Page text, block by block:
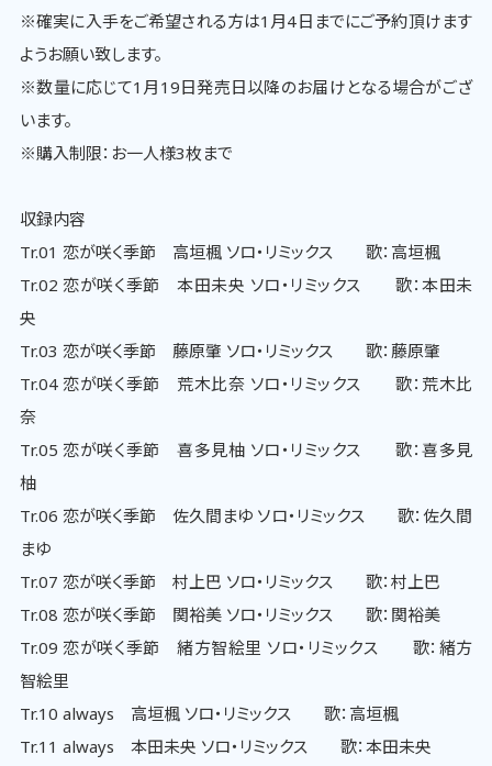
※確実に入手をご希望される方は1月4日までにご予約頂けます
ようお願い致します。
※数量に応じて1月19日発売日以降のお届けとなる場合がござ
います。
※購入制限：お一人様3枚まで
収録内容
Tr.01 恋が咲く季節 高垣楓 ソロ・リミックス 歌：高垣楓
Tr.02 恋が咲く季節 本田未央 ソロ・リミックス 歌：本田未
央
Tr.03 恋が咲く季節 藤原肇 ソロ・リミックス 歌：藤原肇
Tr.04 恋が咲く季節 荒木比奈 ソロ・リミックス 歌：荒木比
奈
Tr.05 恋が咲く季節 喜多見柚 ソロ・リミックス 歌：喜多見
柚
Tr.06 恋が咲く季節 佐久間まゆ ソロ・リミックス 歌：佐久間
まゆ
Tr.07 恋が咲く季節 村上巴 ソロ・リミックス 歌：村上巴
Tr.08 恋が咲く季節 関裕美 ソロ・リミックス 歌：関裕美
Tr.09 恋が咲く季節 緒方智絵里 ソロ・リミックス 歌：緒方
智絵里
Tr.10 always 高垣楓 ソロ・リミックス 歌：高垣楓
Tr.11 always 本田未央 ソロ・リミックス 歌：本田未央